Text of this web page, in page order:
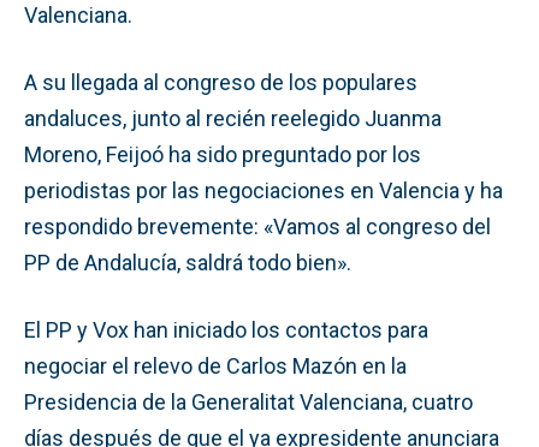
Valenciana.
A su llegada al congreso de los populares
andaluces, junto al recién reelegido Juanma
Moreno, Feijoó ha sido preguntado por los
periodistas por las negociaciones en Valencia y ha
respondido brevemente: «Vamos al congreso del
PP de Andalucía, saldrá todo bien».
El PP y Vox han iniciado los contactos para
negociar el relevo de Carlos Mazón en la
Presidencia de la Generalitat Valenciana, cuatro
días después de que el ya expresidente anunciara